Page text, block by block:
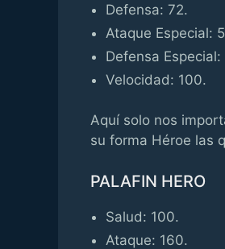
Defensa: 72.
Ataque Especial:
Defensa Especial:
Velocidad: 100.
Aquí solo nos
su forma Héroe las
PALAFIN HERO
Salud: 100.
Ataque: 160.